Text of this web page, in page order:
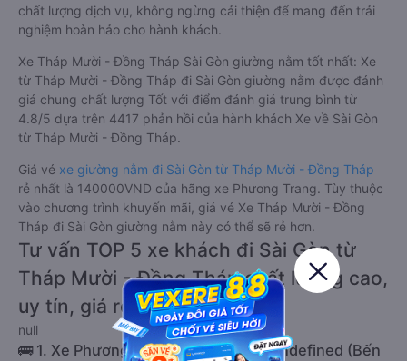
chất lượng dịch vụ, không ngừng cải thiện để mang đến trải
nghiệm hoàn hảo cho hành khách.
Xe Tháp Mười - Đồng Tháp Sài Gòn giường nằm tốt nhất: Xe
từ Tháp Mười - Đồng Tháp đi Sài Gòn giường nằm được đánh
giá chung chất lượng Tốt với điểm đánh giá trung bình từ
4.8/5 dựa trên 4417 phản hồi của hành khách Xe về Sài Gòn
từ Tháp Mười - Đồng Tháp.
Giá vé xe giường nằm đi Sài Gòn từ Tháp Mười - Đồng Tháp
rẻ nhất là 140000VND của hãng xe Phương Trang. Tùy thuộc
vào chương trình khuyến mãi, giá vé Xe Tháp Mười - Đồng
Tháp đi Sài Gòn giường nằm này có thể sẽ rẻ hơn.
Tư vấn TOP 5 xe khách đi Sài Gòn từ
Tháp Mười - Đồng Tháp chất lượng cao,
uy tín, giá rẻ nhất 08/2026
null
🚌 1. Xe Phương Trang khởi hành tại undefined (Bến